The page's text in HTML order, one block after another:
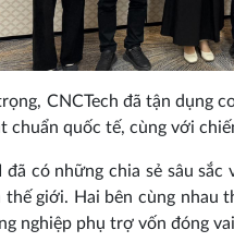
CNCTech đã tận dụng
chuẩn quốc tế, cùng với
đã có những chia sẻ sâu
giới. Hai bên cùng nhau
nghiệp phụ trợ vốn đóng